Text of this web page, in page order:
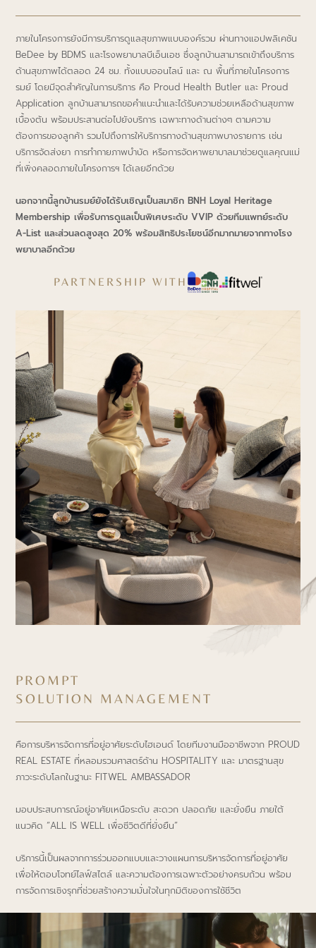
ภายในโครงการยังมีการบริการดูแลสุขภาพแบบองค์รวม ผ่านทางแอปพลิเคชัน
BeDee by BDMS และโรงพยาบาลบีเอ็นเอช ซึ่งลูกบ้านสามารถเข้าถึงบริการ
ด้านสุขภาพได้ตลอด 24 ชม. ทั้งแบบออนไลน์ และ ณ พื้นที่ภายในโครงการ
รมย์ โดยมีจุดสำคัญในการบริการ คือ Proud Health Butler และ Proud
Application ลูกบ้านสามารถขอคำแนะนำและได้รับความช่วยเหลือด้านสุขภาพ
เบื้องต้น พร้อมประสานต่อไปยังบริการ เฉพาะทางด้านต่างๆ ตามความ
ต้องการของลูกค้า รวมไปถึงการให้บริการทางด้านสุขภาพบางรายการ เช่น
บริการจัดส่งยา การทำกายภาพบำบัด หรือการจัดหาพยาบาลมาช่วยดูแลคุณแม่
ที่เพิ่งคลอดภายในโครงการฯ ได้เลยอีกด้วย
นอกจากนี้ลูกบ้านรมย์ยังได้รับเชิญเป็นสมาชิก BNH Loyal Heritage
Membership เพื่อรับการดูแลเป็นพิเศษระดับ VVIP ด้วยทีมแพทย์ระดับ
A-List และส่วนลดสูงสุด 20% พร้อมสิทธิประโยชน์อีกมากมายจากทางโรง
พยาบาลอีกด้วย
PARTNERSHIP WITH
PROMPT
SOLUTION MANAGEMENT
คือการบริหารจัดการที่อยู่อาศัยระดับไฮเอนด์ โดยทีมงานมืออาชีพจาก PROUD
REAL ESTATE ที่หลอมรวมศาสตร์ด้าน HOSPITALITY และ มาตรฐานสุข
ภาวะระดับโลกในฐานะ FITWEL AMBASSADOR
มอบประสบการณ์อยู่อาศัยเหนือระดับ สะดวก ปลอดภัย และยั่งยืน ภายใต้
แนวคิด “ALL IS WELL เพื่อชีวิตดีที่ยั่งยืน”
บริการนี้เป็นผลจากการร่วมออกแบบและวางแผนการบริหารจัดการที่อยู่อาศัย
เพื่อให้ตอบโจทย์ไลฟ์สไตล์ และความต้องการเฉพาะตัวอย่างครบถ้วน พร้อม
การจัดการเชิงรุกที่ช่วยสร้างความมั่นใจในทุกมิติของการใช้ชีวิต